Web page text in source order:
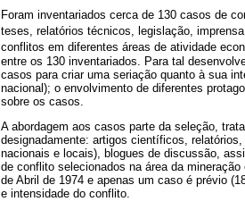
Foram inventariados cerca de 130 casos de
teses, relatórios técnicos, legislação,
conflitos em diferentes áreas de atividade
entre os 130 inventariados. Para tal
casos para criar uma seriação quanto à sua
nacional); o envolvimento de diferentes
sobre os casos.
A abordagem aos casos parte da seleção,
designadamente: artigos científicos,
nacionais e locais), blogues de discussão,
de conflito selecionados na área da
de Abril de 1974 e apenas um caso é prévio
e intensidade do conflito.